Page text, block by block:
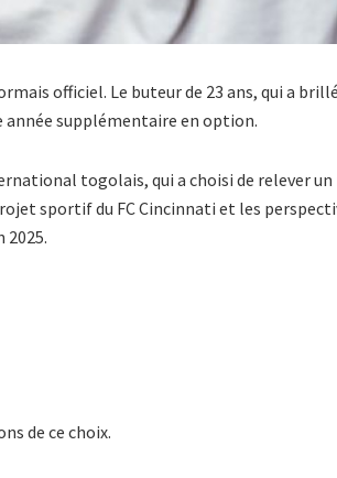
officiel. Le buteur de 23 ans, qui a
année supplémentaire en option.
togolais, qui a choisi de relever
sportif du FC Cincinnati et les
2025.
de ce choix.